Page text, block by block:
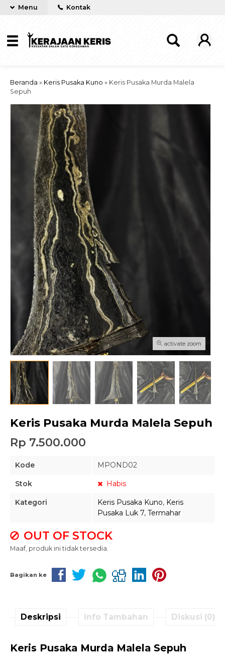
Menu Kontak
Beranda » Keris Pusaka Kuno » Keris Pusaka Murda Malela
Sepuh
activate zoom
Keris Pusaka Murda Malela Sepuh
Rp 7.500.000
Kode MPOND02
Stok Habis
Kategori Keris Pusaka Kuno, Keris
Pusaka Luk 7, Termahar
OUT OF STOCK
Maaf, produk ini tidak tersedia.
Bagikan ke
Deskripsi Info Tambahan Diskusi (0)
Keris Pusaka Murda Malela Sepuh